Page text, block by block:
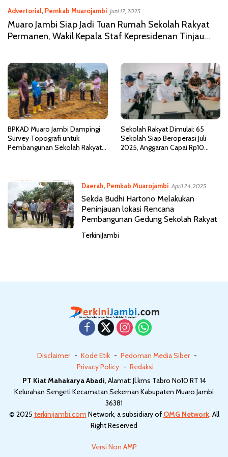
Advertorial, Pemkab Muarojambi Juni 17, 2025
Muaro Jambi Siap Jadi Tuan Rumah Sekolah Rakyat
Permanen, Wakil Kepala Staf Kepresidenan Tinjau
BPKAD Muaro Jambi Dampingi
Survey Topografi untuk
Pembangunan Sekolah Rakyat
Sekolah Rakyat Dimulai: 65
Sekolah Siap Beroperasi Juli
2025, Anggaran Capai Rp10
Daerah, Pemkab Muarojambi April 24, 2025
Sekda Budhi Hartono Melakukan
Peninjauan lokasi Rencana
Pembangunan Gedung Sekolah Rakyat
TerkiniJambi
Disclaimer Kode Etik
Pedoman Media Siber
Privacy Policy
Redaksi
PT Kiat Mahakarya Abadi, Alamat: Jl.kms Tabro No10 RT 14
Kelurahan Sengeti Kecamatan Sekernan Kabupaten Muaro Jambi
36381
© 2025 terkinijambi.com Network, a subsidiary of OMG Network. All
Right Reserved
Versi Non AMP